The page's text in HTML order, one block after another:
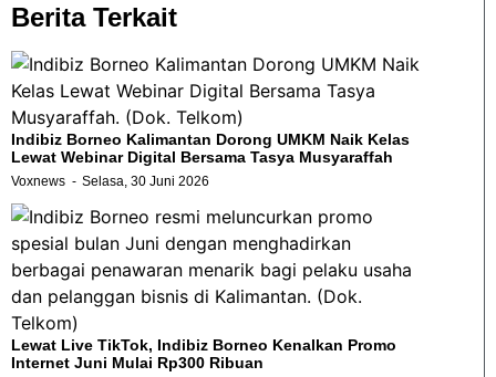
Berita Terkait
Indibiz Borneo Kalimantan Dorong UMKM Naik Kelas
Lewat Webinar Digital Bersama Tasya Musyaraffah
Voxnews Selasa, 30 Juni 2026
Lewat Live TikTok, Indibiz Borneo Kenalkan Promo
Internet Juni Mulai Rp300 Ribuan